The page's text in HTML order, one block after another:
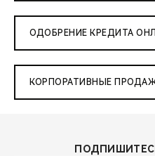
ОДОБРЕНИЕ КРЕДИТА
КОРПОРАТИВНЫЕ